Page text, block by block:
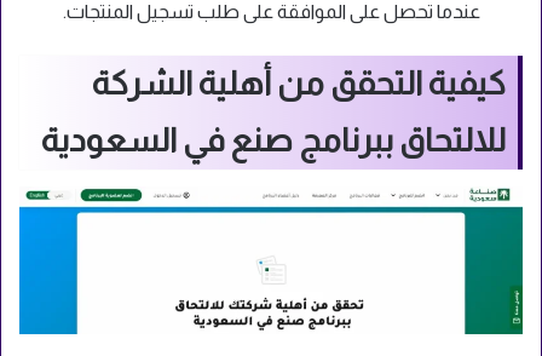
عندما تحصل على الموافقة على طلب تسجيل المنتجات.
كيفية التحقق من أهلية الشركة
للالتحاق ببرنامج صنع في السعودية